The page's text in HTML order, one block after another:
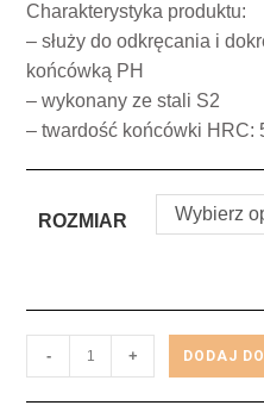
Charakterystyka produktu:
– służy do odkręcania i
końcówką PH
– wykonany ze stali S2
– twardość końcówki HRC:
ROZMIAR Wybierz
- + DODAJ